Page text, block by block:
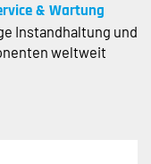
& Wartung
Instandhaltung und
weltweit